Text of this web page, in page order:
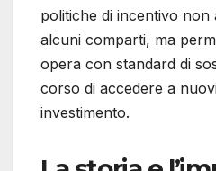
politiche di incentivo non
alcuni comparti, ma
opera con standard di
corso di accedere a
investimento.